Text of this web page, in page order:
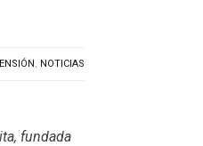
, NOTICIAS
fundada